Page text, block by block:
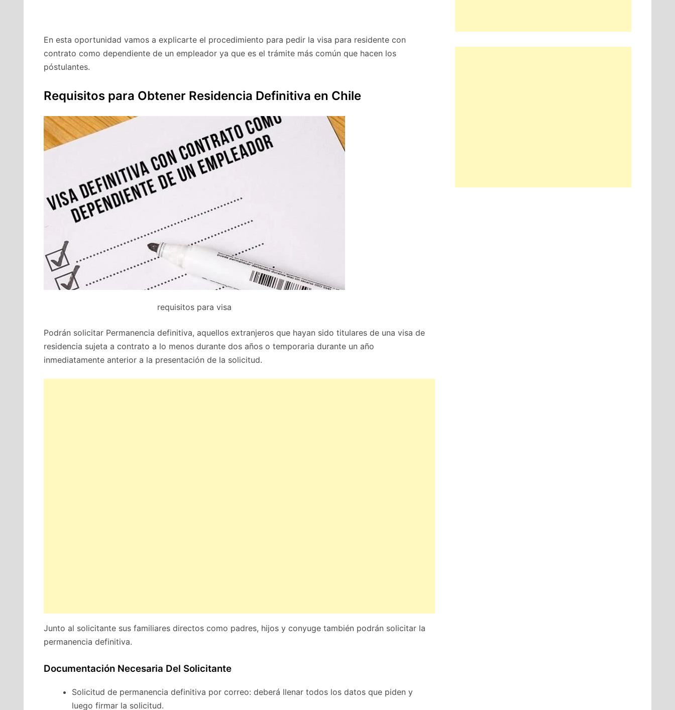
En esta oportunidad vamos a explicarte el procedimiento para pedir la visa para residente con
contrato como dependiente de un empleador ya que es el trámite más común que hacen los
póstulantes.
Requisitos para Obtener Residencia Definitiva en Chile
requisitos para visa
Podrán solicitar Permanencia definitiva, aquellos extranjeros que hayan sido titulares de una visa de
residencia sujeta a contrato a lo menos durante dos años o temporaria durante un año
inmediatamente anterior a la presentación de la solicitud.
Junto al solicitante sus familiares directos como padres, hijos y conyuge también podrán solicitar la
permanencia definitiva.
Documentación Necesaria Del Solicitante
Solicitud de permanencia definitiva por correo: deberá llenar todos los datos que piden y
luego firmar la solicitud.